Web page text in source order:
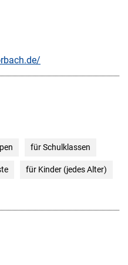
für Schulklassen
für Kinder (jedes Alter)